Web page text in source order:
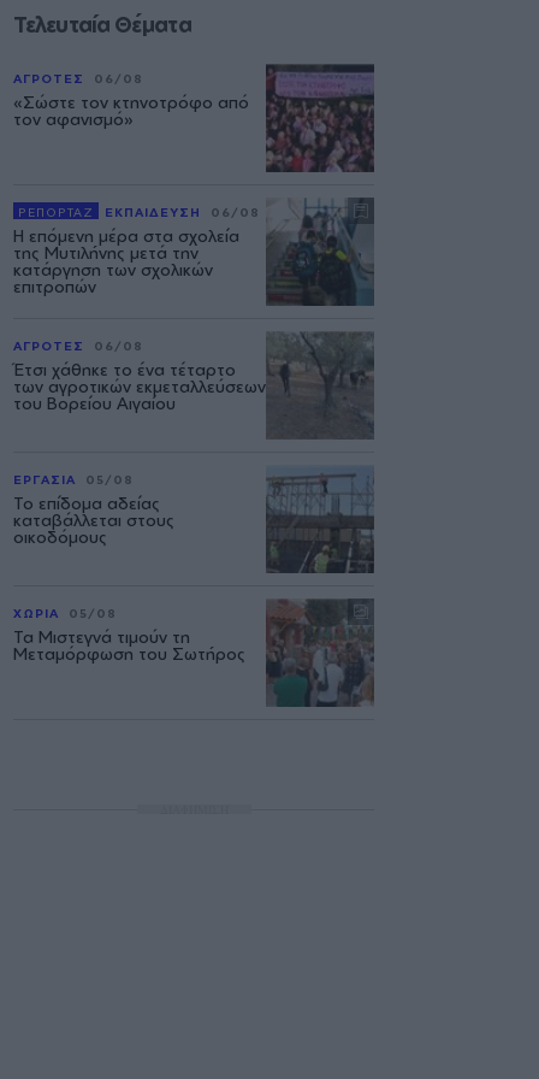
Τελευταία Θέματα
ΑΓΡΟΤΕΣ 06/08
«Σώστε τον κτηνοτρόφο από
τον αφανισμό»
ΡΕΠΟΡΤΑΖ ΕΚΠΑΙΔΕΥΣΗ 06/08
Η επόμενη μέρα στα σχολεία
της Μυτιλήνης μετά την
κατάργηση των σχολικών
επιτροπών
ΑΓΡΟΤΕΣ 06/08
Έτσι χάθηκε το ένα τέταρτο
των αγροτικών εκμεταλλεύσεων
του Βορείου Αιγαίου
ΕΡΓΑΣΙΑ 05/08
Το επίδομα αδείας
καταβάλλεται στους
οικοδόμους
ΧΩΡΙΑ 05/08
Τα Μιστεγνά τιμούν τη
Μεταμόρφωση του Σωτήρος